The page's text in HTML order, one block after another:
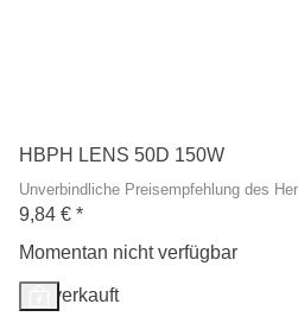
HBPH LENS 50D 150W
Unverbindliche Preisempfehlung des
9,84 € *
Momentan nicht verfügbar
Ausverkauft